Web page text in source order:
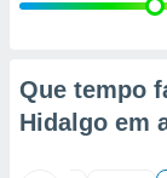
através
Que tempo
Hidalgo em